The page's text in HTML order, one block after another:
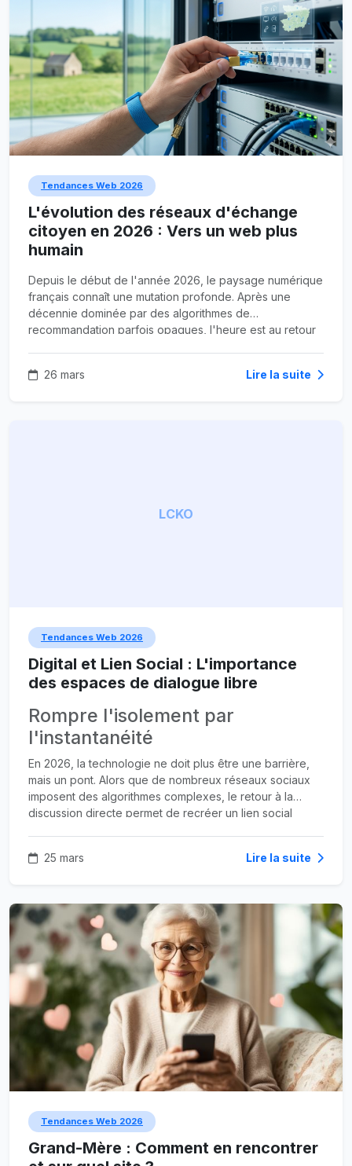
Tendances Web 2026
L'évolution des réseaux d'échange
citoyen en 2026 : Vers un web plus
humain
Depuis le début de l'année 2026, le paysage numérique
français connaît une mutation profonde. Après une
décennie dominée par des algorithmes de
recommandation parfois opaques, l'heure est au retour
26 mars Lire la suite
LCKO
Tendances Web 2026
Digital et Lien Social : L'importance
des espaces de dialogue libre
Rompre l'isolement par
l'instantanéité
En 2026, la technologie ne doit plus être une barrière,
mais un pont. Alors que de nombreux réseaux sociaux
imposent des algorithmes complexes, le retour à la
discussion directe permet de recréer un lien social
25 mars Lire la suite
Tendances Web 2026
Grand-Mère : Comment en rencontrer